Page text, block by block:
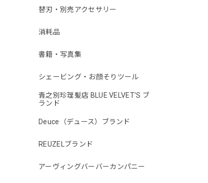
替刃・別売アクセサリー
消耗品
書籍・写真集
シェービング・お顔そりツール
青之別珍理髪店 BLUE VELVET'S ブ
ランド
Deuce（デュース）ブランド
REUZELブランド
アーヴィングバーバーカンパニー